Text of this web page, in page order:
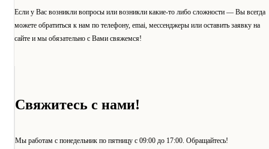
Если у Вас возникли вопросы или возникли какие-то либо сложности — Вы всегда
можете обратиться к нам по телефону, emai, мессенджеры или оставить заявку на
сайте и мы обязательно с Вами свяжемся!
Свяжитесь с нами!
Мы работам с понедельник по пятницу с 09:00 до 17:00. Обращайтесь!